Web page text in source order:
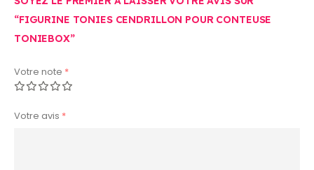
“FIGURINE TONIES CENDRILLON POUR CONTEUSE
TONIEBOX”
Votre note *
Votre avis *